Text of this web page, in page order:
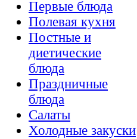
Первые блюда
Полевая кухня
Постные и
диетические
блюда
Праздничные
блюда
Салаты
Холодные закуски